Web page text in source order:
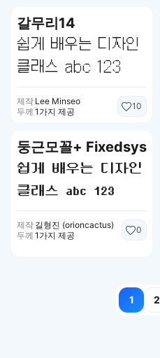
갈무리14
쉽게 배우는 디자인
클래스 abc 123
제작 Lee Minseo
두께 1가지 제공
10
둥근모꼴+ Fixedsys
쉽게 배우는 디자인
클래스 abc 123
제작 길형진 (orioncactus)
두께 1가지 제공
0
1 2